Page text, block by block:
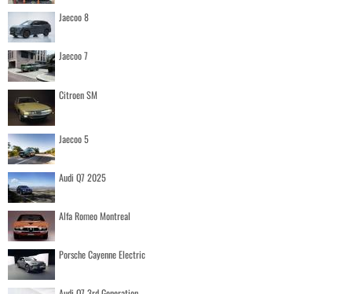
Jaecoo 8
Jaecoo 7
Citroen SM
Jaecoo 5
Audi Q7 2025
Alfa Romeo Montreal
Porsche Cayenne Electric